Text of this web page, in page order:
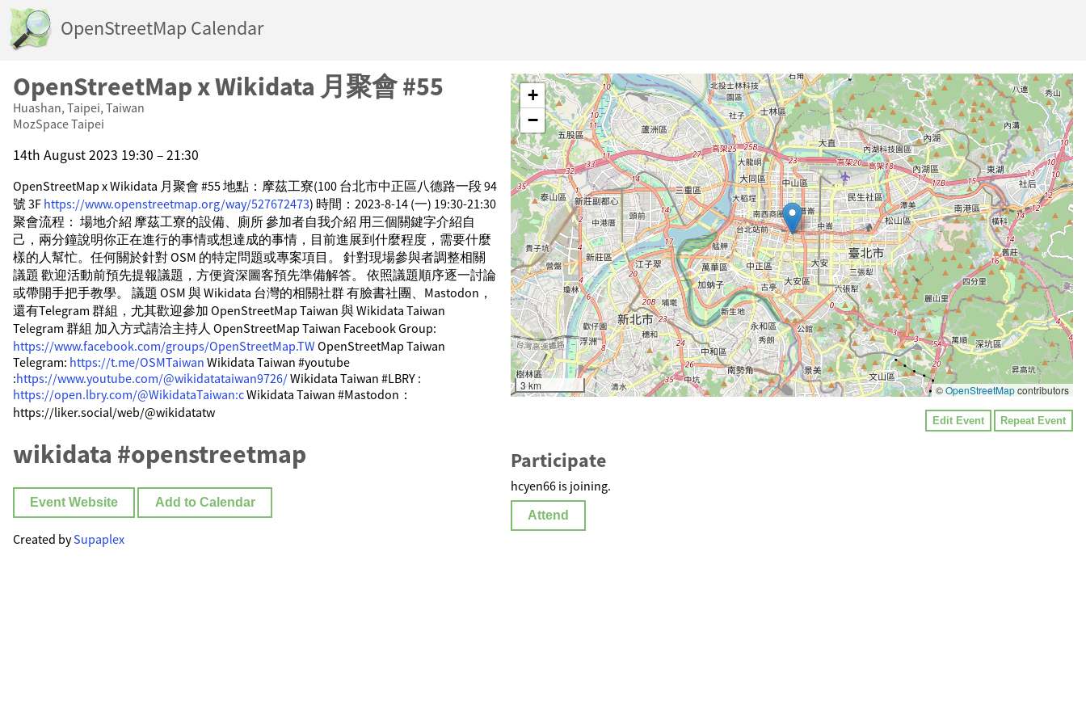
OpenStreetMap Calendar
OpenStreetMap x Wikidata 月聚會 #55
Huashan, Taipei, Taiwan
MozSpace Taipei
14th August 2023 19:30 – 21:30
OpenStreetMap x Wikidata 月聚會 #55 地點：摩茲工寮(100 台北市中正區八德路一段 94
號 3F https://www.openstreetmap.org/way/527672473) 時間：2023-8-14 (一) 19:30-21:30
聚會流程： 場地介紹 摩茲工寮的設備、廁所 參加者自我介紹 用三個關鍵字介紹自
己，兩分鐘說明你正在進行的事情或想達成的事情，目前進展到什麼程度，需要什麼
樣的人幫忙。任何關於針對 OSM 的特定問題或專案項目。 針對現場參與者調整相關
議題 歡迎活動前預先提報議題，方便資深圖客預先準備解答。 依照議題順序逐一討論
或帶開手把手教學。 議題 OSM 與 Wikidata 台灣的相關社群 有臉書社團、Mastodon，
還有Telegram 群組，尤其歡迎參加 OpenStreetMap Taiwan 與 Wikidata Taiwan
Telegram 群組 加入方式請洽主持人 OpenStreetMap Taiwan Facebook Group:
https://www.facebook.com/groups/OpenStreetMap.TW OpenStreetMap Taiwan
Telegram: https://t.me/OSMTaiwan Wikidata Taiwan #youtube
:https://www.youtube.com/@wikidatataiwan9726/Wikidata Taiwan #LBRY :
https://open.lbry.com/@WikidataTaiwan:cWikidata Taiwan #Mastodon：
https://liker.social/web/@wikidatatw
wikidata #openstreetmap
Event Website Add to Calendar
+
−
3 km ©OpenStreetMapcontributors
Edit Event Repeat Event
Participate
hcyen66 is joining.
Attend
Created bySupaplex